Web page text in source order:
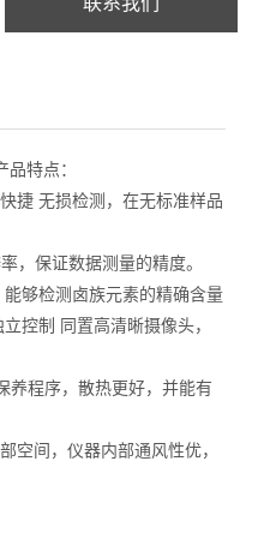
特点：
无损检测，在无标准样品
保证数据测量的精度。
够检测卤族元素的精确含量
制 同置高清晰摄像头，
程序，散热更好，并能有
间，仪器内部通风性优，